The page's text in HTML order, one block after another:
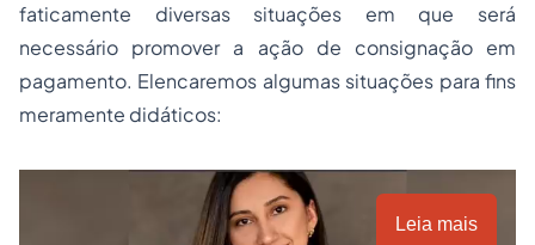
faticamente diversas situações em que será
necessário promover a ação de consignação em
pagamento. Elencaremos algumas situações para fins
meramente didáticos:
Leia mais